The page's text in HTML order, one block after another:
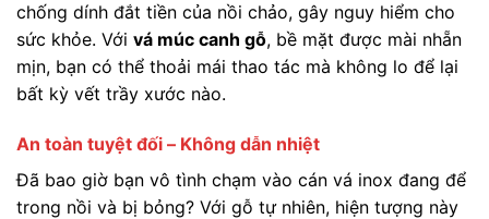
chống dính đắt tiền của nồi chảo, gây nguy hiểm cho
sức khỏe. Với vá múc canh gỗ, bề mặt được mài nhẵn
mịn, bạn có thể thoải mái thao tác mà không lo để lại
bất kỳ vết trầy xước nào.
An toàn tuyệt đối – Không dẫn nhiệt
Đã bao giờ bạn vô tình chạm vào cán vá inox đang để
trong nồi và bị bỏng? Với gỗ tự nhiên, hiện tượng này